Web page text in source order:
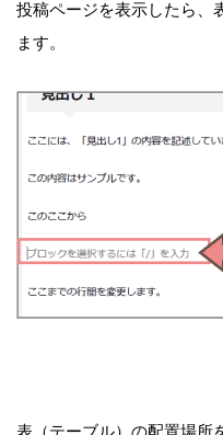
投稿ページを表示したら、
ます。